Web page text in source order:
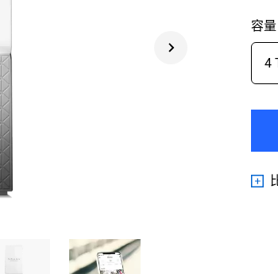
容量